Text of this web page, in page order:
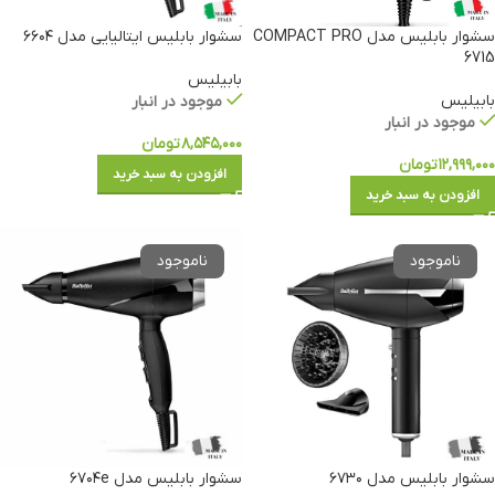
سشوار بابلیس مدل COMPACT PRO
6715
بابیلیس
موجود در انبار
۱۲,۹۹۹,۰۰۰تومان
افزودن به سبد خرید
سشوار بابلیس ایتالیایی مدل ۶۶۰۴
بابیلیس
موجود در انبار
۸,۵۴۵,۰۰۰تومان
افزودن به سبد خرید
سشوار بابلیس مدل ۶۷۳۰ سشوار بابلیس مدل ۶۷۰۴e